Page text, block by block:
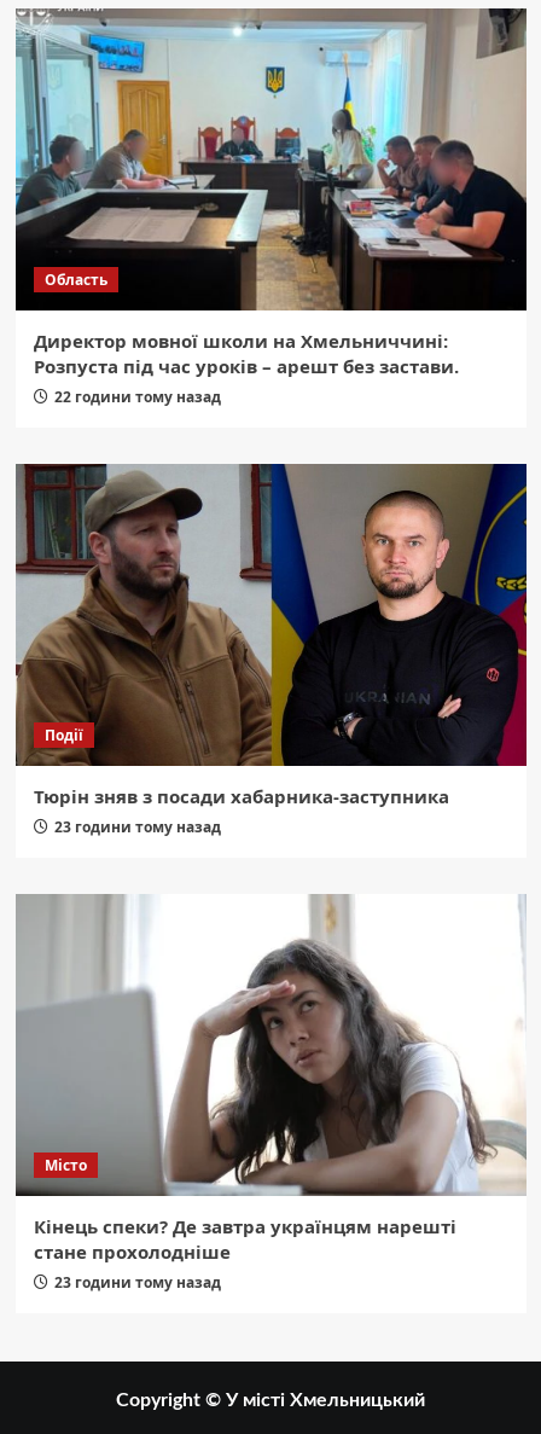
Область
Директор мовної школи на Хмельниччині:
Розпуста під час уроків – арешт без застави.
22 години тому назад
Події
Тюрін зняв з посади хабарника-заступника
23 години тому назад
Місто
Кінець спеки? Де завтра українцям нарешті
стане прохолодніше
23 години тому назад
Copyright © У місті Хмельницький